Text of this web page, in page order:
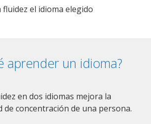
fluidez el idioma elegido
aprender un idioma?
en dos idiomas mejora la
de concentración de una persona.